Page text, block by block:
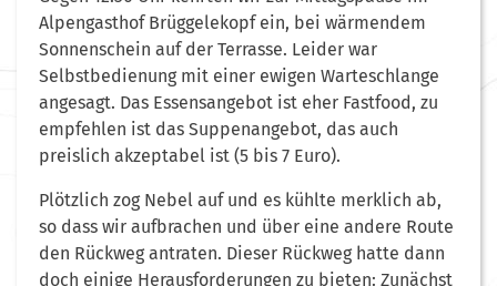
Alpengasthof Brüggelekopf ein, bei wärmendem
Sonnenschein auf der Terrasse. Leider war
Selbstbedienung mit einer ewigen Warteschlange
angesagt. Das Essensangebot ist eher Fastfood, zu
empfehlen ist das Suppenangebot, das auch
preislich akzeptabel ist (5 bis 7 Euro).
Plötzlich zog Nebel auf und es kühlte merklich ab,
so dass wir aufbrachen und über eine andere Route
den Rückweg antraten. Dieser Rückweg hatte dann
doch einige Herausforderungen zu bieten: Zunächst